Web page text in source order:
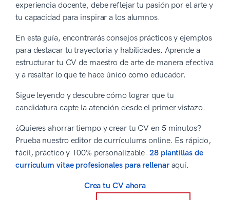
experiencia docente, debe reflejar tu pasión por el arte y
tu capacidad para inspirar a los alumnos.
En esta guía, encontrarás consejos prácticos y ejemplos
para destacar tu trayectoria y habilidades. Aprende a
estructurar tu CV de maestro de arte de manera efectiva
y a resaltar lo que te hace único como educador.
Sigue leyendo y descubre cómo lograr que tu
candidatura capte la atención desde el primer vistazo.
¿Quieres ahorrar tiempo y crear tu CV en 5 minutos?
Prueba nuestro editor de currículums online. Es rápido,
fácil, práctico y 100% personalizable.28 plantillas de
curriculum vitae profesionales para rellenaraquí.
Crea tu CV ahora